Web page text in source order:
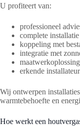
U profiteert van:
professioneel
complete
koppeling met
integratie met
erkende
Wij ontwerpen
warmtebehoefte en
Hoe werkt een